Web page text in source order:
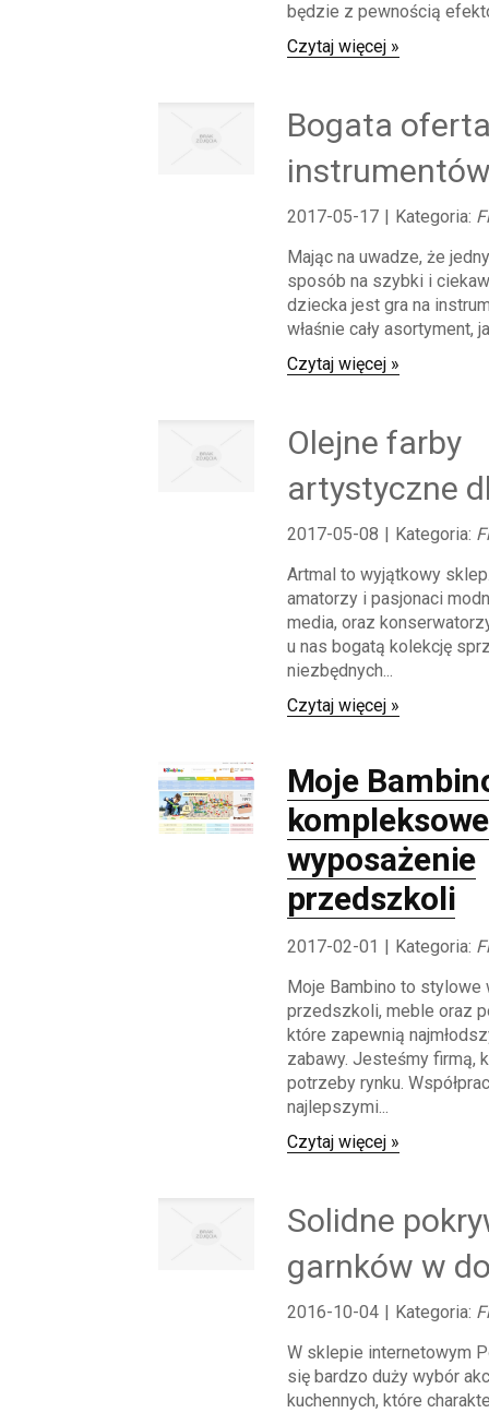
będzie z pewnością
Czytaj więcej »
Bogata
2017-05-17 | Kategoria:
Mając na uwadze, że
sposób na szybki i
dziecka jest gra na
właśnie cały asortyment,
Czytaj więcej »
Olejne farby
artystyczne
2017-05-08 | Kategoria:
Artmal to wyjątkowy
amatorzy i pasjonaci
media, oraz
u nas bogatą kolekcję
niezbędnych...
Czytaj więcej »
Moje
kompleksowe
wyposażenie
przedszkoli
2017-02-01 | Kategoria:
Moje Bambino to stylowe
przedszkoli, meble oraz
które zapewnią
zabawy. Jesteśmy firmą,
potrzeby rynku.
najlepszymi...
Czytaj więcej »
Solidne
garnków w
2016-10-04 | Kategoria:
W sklepie internetowym
się bardzo duży wybór
kuchennych, które